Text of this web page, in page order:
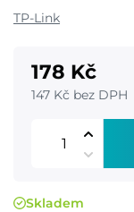
TP-Link
178 Kč
147 Kč bez DPH
Skladem